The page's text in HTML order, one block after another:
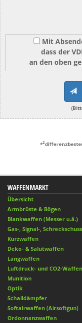
Mit
dass der
an den oben
*2
WAFFENMARKT
Übersicht
Armbrüste & Bögen
Blankwaffen (Messer u.ä.)
Gas-, Signal-,
Kurzwaffen
Deko- & Salutwaffen
Langwaffen
Luftdruck- und CO2-Waffen
Munition
Optik
Schalldämpfer
Softairwaffen (Airsoftgun)
Ordonnanzwaffen